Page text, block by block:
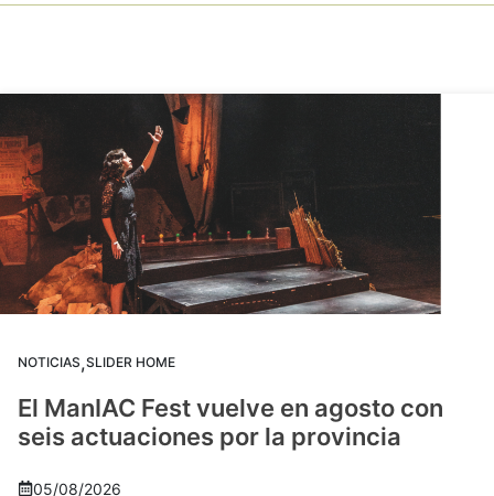
NOTICIAS,SLIDER HOME
El ManIAC Fest vuelve en agosto con
seis actuaciones por la provincia
05/08/2026